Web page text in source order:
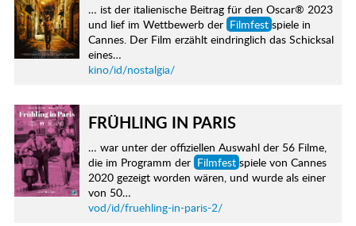
… ist der italienische Beitrag für den Oscar® 2023
und lief im Wettbewerb der Filmfest spiele in
Cannes. Der Film erzählt eindringlich das Schicksal
eines…
kino/id/nostalgia/
FRÜHLING IN PARIS
… war unter der offiziellen Auswahl der 56 Filme,
die im Programm der Filmfest spiele von Cannes
2020 gezeigt worden wären, und wurde als einer
von 50…
vod/id/fruehling-in-paris-2/